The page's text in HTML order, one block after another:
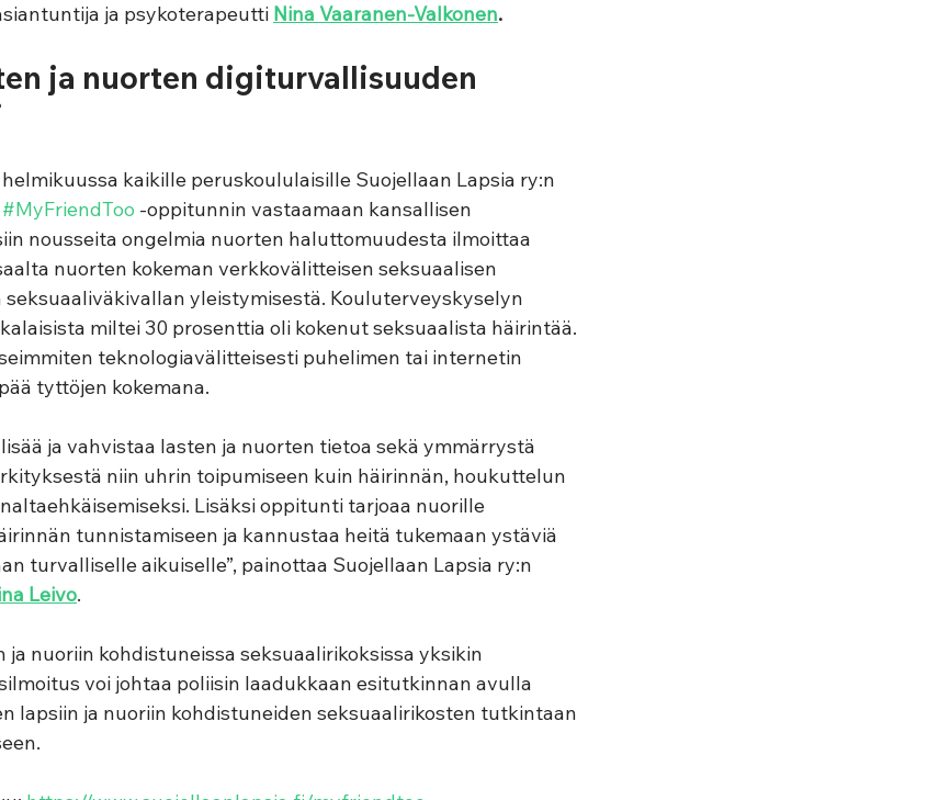
ja psykoterapeutti Nina Vaaranen-Valkonen.
ja nuorten digiturvallisuuden
kaikille peruskoululaisille Suojellaan Lapsia ry:n
#MyFriendToo -oppitunnin vastaamaan kansallisen
nousseita ongelmia nuorten haluttomuudesta ilmoittaa
nuorten kokeman verkkovälitteisen seksuaalisen
yleistymisestä. Kouluterveyskyselyn
miltei 30 prosenttia oli kokenut seksuaalista häirintää.
teknologiavälitteisesti puhelimen tai internetin
tyttöjen kokemana.
ja vahvistaa lasten ja nuorten tietoa sekä ymmärrystä
niin uhrin toipumiseen kuin häirinnän, houkuttelun
Lisäksi oppitunti tarjoaa nuorille
tunnistamiseen ja kannustaa heitä tukemaan ystäviä
turvalliselle aikuiselle”, painottaa Suojellaan Lapsia ry:n
Leivo.
ja nuoriin kohdistuneissa seksuaalirikoksissa yksikin
voi johtaa poliisin laadukkaan esitutkinnan avulla
lapsiin ja nuoriin kohdistuneiden seksuaalirikosten tutkintaan